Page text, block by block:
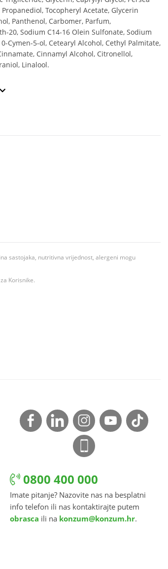
Tocopheryl Acetate, Glycerin
Panthenol, Carbomer, Parfum,
20, Sodium C14-16 Olein Sulfonate, Sodium
Cymen-5-ol, Cetearyl Alcohol, Cethyl Palmitate,
Cinnamyl Alcohol, Citronellol,
Linalool.
sastojaka, nutritivna vrijednost, alergeni mogu
Korisnike.
0800 400 000
Imate pitanje? Nazovite nas na besplatni
info telefon ili nas kontaktirajte putem
obrasca ili na konzum@konzum.hr.